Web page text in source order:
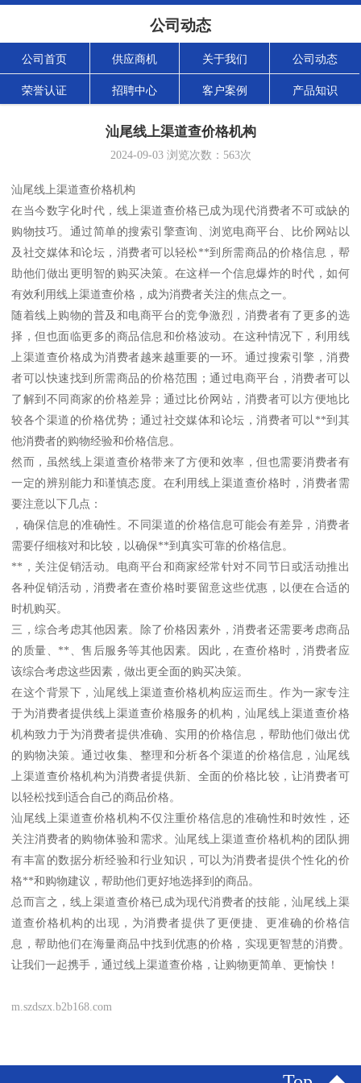
公司动态
公司首页 供应商机 关于我们 公司动态
荣誉认证 招聘中心 客户案例 产品知识
汕尾线上渠道查价格机构
2024-09-03浏览次数： 563次
汕尾线上渠道查价格机构
在当今数字化时代，线上渠道查价格已成为现代消费者不可或缺的
购物技巧。通过简单的搜索引擎查询、浏览电商平台、比价网站以
及社交媒体和论坛，消费者可以轻松**到所需商品的价格信息，帮
助他们做出更明智的购买决策。在这样一个信息爆炸的时代，如何
有效利用线上渠道查价格，成为消费者关注的焦点之一。
随着线上购物的普及和电商平台的竞争激烈，消费者有了更多的选
择，但也面临更多的商品信息和价格波动。在这种情况下，利用线
上渠道查价格成为消费者越来越重要的一环。通过搜索引擎，消费
者可以快速找到所需商品的价格范围；通过电商平台，消费者可以
了解到不同商家的价格差异；通过比价网站，消费者可以方便地比
较各个渠道的价格优势；通过社交媒体和论坛，消费者可以**到其
他消费者的购物经验和价格信息。
然而，虽然线上渠道查价格带来了方便和效率，但也需要消费者有
一定的辨别能力和谨慎态度。在利用线上渠道查价格时，消费者需
要注意以下几点：
，确保信息的准确性。不同渠道的价格信息可能会有差异，消费者
需要仔细核对和比较，以确保**到真实可靠的价格信息。
**，关注促销活动。电商平台和商家经常针对不同节日或活动推出
各种促销活动，消费者在查价格时要留意这些优惠，以便在合适的
时机购买。
三，综合考虑其他因素。除了价格因素外，消费者还需要考虑商品
的质量、**、售后服务等其他因素。因此，在查价格时，消费者应
该综合考虑这些因素，做出更全面的购买决策。
在这个背景下，汕尾线上渠道查价格机构应运而生。作为一家专注
于为消费者提供线上渠道查价格服务的机构，汕尾线上渠道查价格
机构致力于为消费者提供准确、实用的价格信息，帮助他们做出优
的购物决策。通过收集、整理和分析各个渠道的价格信息，汕尾线
上渠道查价格机构为消费者提供新、全面的价格比较，让消费者可
以轻松找到适合自己的商品价格。
汕尾线上渠道查价格机构不仅注重价格信息的准确性和时效性，还
关注消费者的购物体验和需求。汕尾线上渠道查价格机构的团队拥
有丰富的数据分析经验和行业知识，可以为消费者提供个性化的价
格**和购物建议，帮助他们更好地选择到的商品。
总而言之，线上渠道查价格已成为现代消费者的技能，汕尾线上渠
道查价格机构的出现，为消费者提供了更便捷、更准确的价格信
息，帮助他们在海量商品中找到优惠的价格，实现更智慧的消费。
让我们一起携手，通过线上渠道查价格，让购物更简单、更愉快！
m.szdszx.b2b168.com